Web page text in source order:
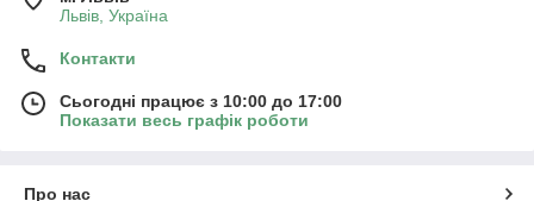
Львів, Україна
Контакти
Сьогодні працює з 10:00 до 17:00
Показати весь графік роботи
Про нас